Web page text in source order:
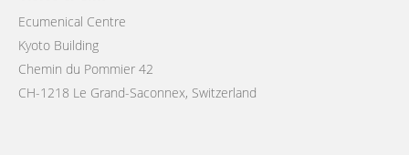
Ecumenical Centre
Kyoto Building
Chemin du Pommier 42
CH-1218 Le Grand-Saconnex, Switzerland